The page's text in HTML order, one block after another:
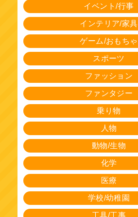
イベント/行事
インテリア/家具
ゲーム/おもちゃ
スポーツ
ファッション
ファンタジー
乗り物
人物
動物/生物
化学
医療
学校/幼稚園
工具/工事